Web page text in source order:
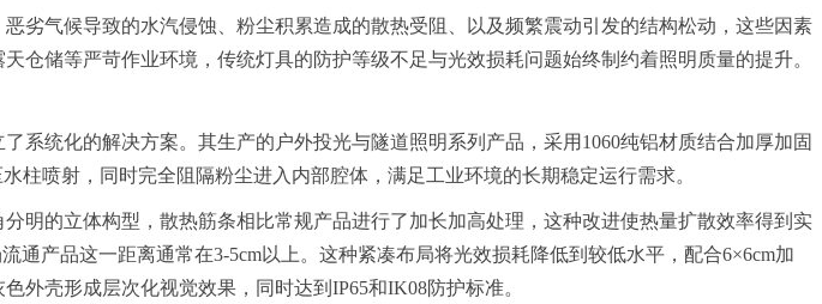
劣气候导致的水汽侵蚀、粉尘积累造成的散热受阻、以及频繁震动引发的结构松动，这些因素
储等严苛作业环境，传统灯具的防护等级不足与光效损耗问题始终制约着照明质量的提升。
统化的解决方案。其生产的户外投光与隧道照明系列产品，采用1060纯铝材质结合加厚加固
喷射，同时完全阻隔粉尘进入内部腔体，满足工业环境的长期稳定运行需求。
明的立体构型，散热筋条相比常规产品进行了加长加高处理，这种改进使热量扩散效率得到实
产品这一距离通常在3-5cm以上。这种紧凑布局将光效损耗降低到较低水平，配合6×6cm加
外壳形成层次化视觉效果，同时达到IP65和IK08防护标准。